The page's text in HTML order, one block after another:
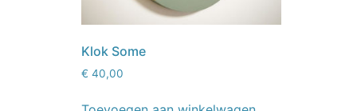
Klok Some
€ 40,00